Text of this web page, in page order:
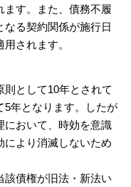
す。また、債務不履
る契約関係が施行日
されます。
として10年とされて
年となります。したが
において、時効を意識
により消滅しないため
債権が旧法・新法い